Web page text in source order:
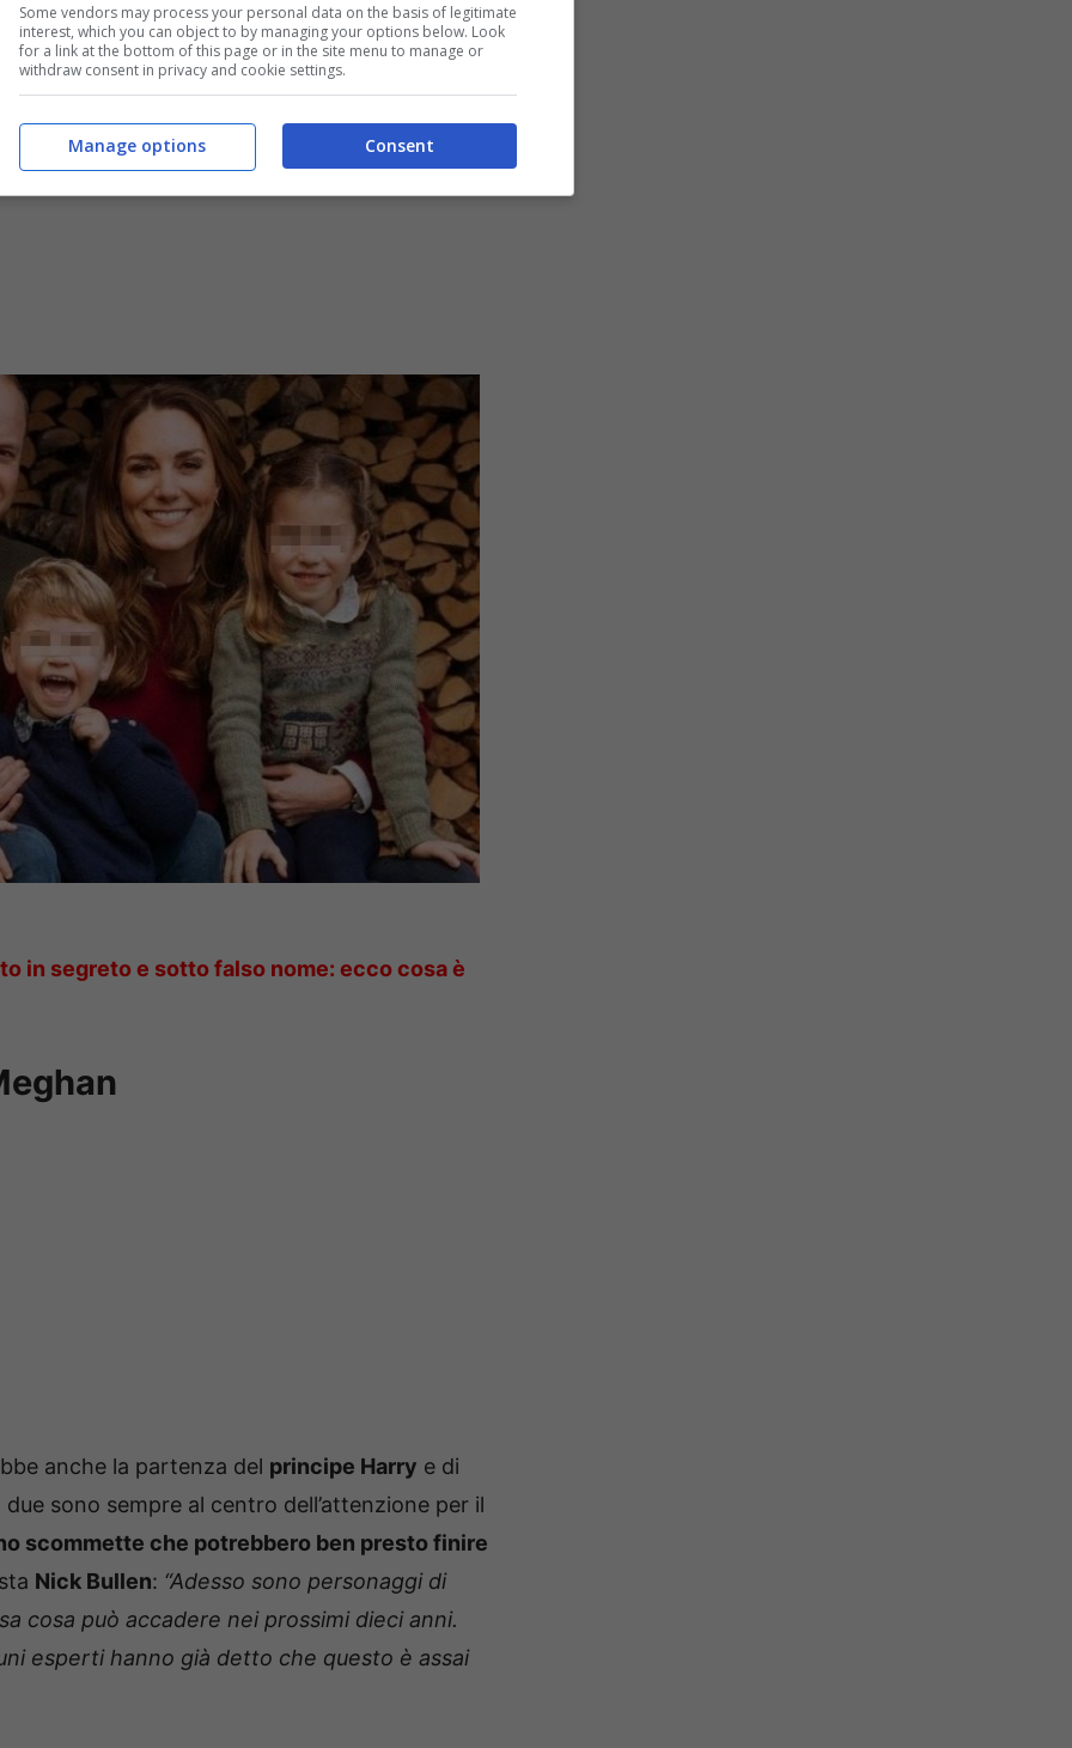
in segreto e sotto falso nome: ecco cosa è
anche la partenza del principe Harry e di
sono sempre al centro dell’attenzione per il
scommette che potrebbero ben presto finire
Nick Bullen: “Adesso sono personaggi di
cosa può accadere nei prossimi dieci anni.
esperti hanno già detto che questo è assai
Some vendors may process your personal data on the basis of legitimate
interest, which you can object to by managing your options below. Look
for a link at the bottom of this page or in the site menu to manage or
withdraw consent in privacy and cookie settings.
Consent
Manage options